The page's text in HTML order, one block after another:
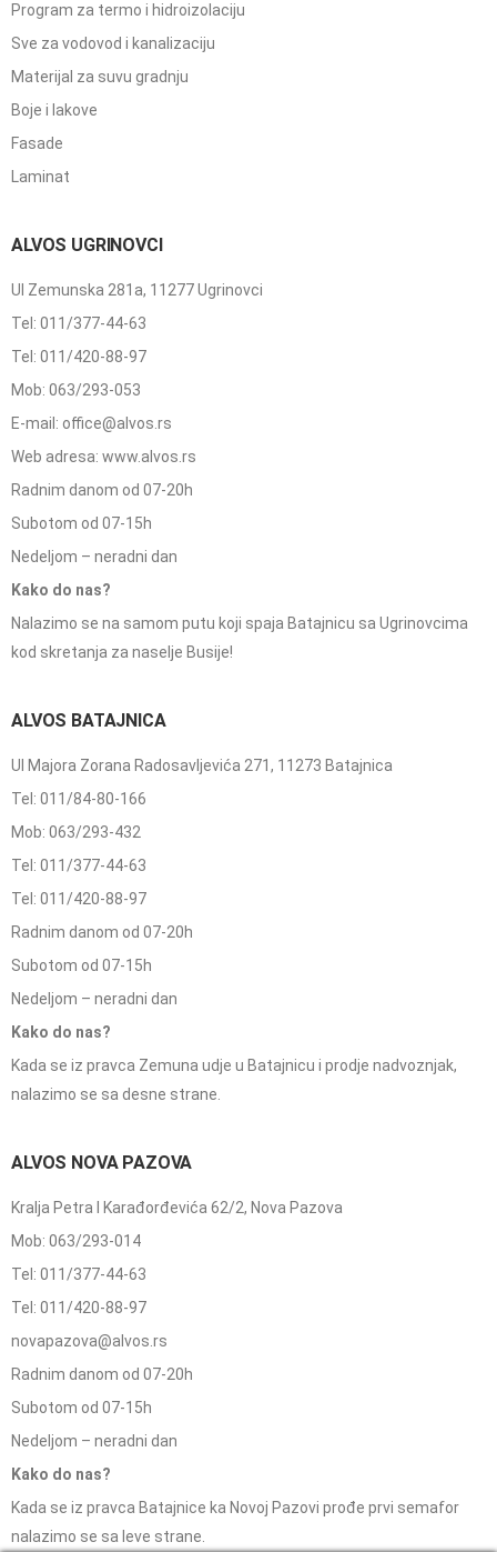
Program za termo i hidroizolaciju
Sve za vodovod i kanalizaciju
Materijal za suvu gradnju
Boje i lakove
Fasade
Laminat
ALVOS UGRINOVCI
Ul Zemunska 281a, 11277 Ugrinovci
Tel: 011/377-44-63
Tel: 011/420-88-97
Mob: 063/293-053
E-mail: office@alvos.rs
Web adresa: www.alvos.rs
Radnim danom od 07-20h
Subotom od 07-15h
Nedeljom – neradni dan
Kako do nas?
Nalazimo se na samom putu koji spaja Batajnicu sa Ugrinovcima
kod skretanja za naselje Busije!
ALVOS BATAJNICA
Ul Majora Zorana Radosavljevića 271, 11273 Batajnica
Tel: 011/84-80-166
Mob: 063/293-432
Tel: 011/377-44-63
Tel: 011/420-88-97
Radnim danom od 07-20h
Subotom od 07-15h
Nedeljom – neradni dan
Kako do nas?
Kada se iz pravca Zemuna udje u Batajnicu i prodje nadvoznjak,
nalazimo se sa desne strane.
ALVOS NOVA PAZOVA
Kralja Petra I Karađorđevića 62/2, Nova Pazova
Mob: 063/293-014
Tel: 011/377-44-63
Tel: 011/420-88-97
novapazova@alvos.rs
Radnim danom od 07-20h
Subotom od 07-15h
Nedeljom – neradni dan
Kako do nas?
Kada se iz pravca Batajnice ka Novoj Pazovi prođe prvi semafor
nalazimo se sa leve strane.